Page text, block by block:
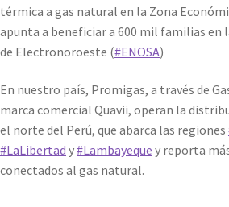
térmica a gas natural en la Zona
apunta a beneficiar a 600 mil familias en
de Electronoroeste (#ENOSA)
En nuestro país, Promigas, a través de
marca comercial Quavii, operan la
el norte del Perú, que abarca las regiones
#LaLibertad y#Lambayeque y reporta
conectados al gas natural.